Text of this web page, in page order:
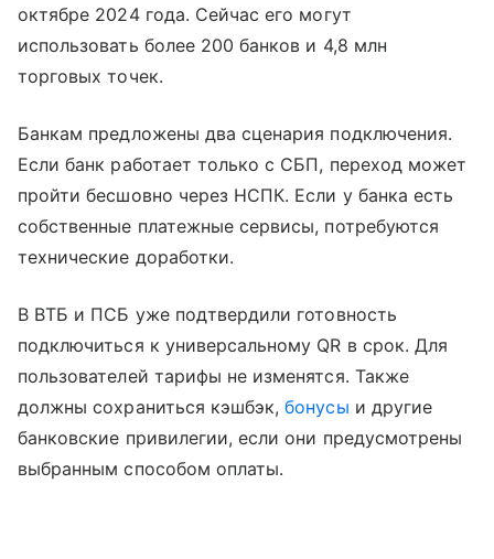
октябре 2024 года. Сейчас его могут
использовать более 200 банков и 4,8 млн
торговых точек.
Банкам предложены два сценария подключения.
Если банк работает только с СБП, переход может
пройти бесшовно через НСПК. Если у банка есть
собственные платежные сервисы, потребуются
технические доработки.
В ВТБ и ПСБ уже подтвердили готовность
подключиться к универсальному QR в срок. Для
пользователей тарифы не изменятся. Также
должны сохраниться кэшбэк,бонусы и другие
банковские привилегии, если они предусмотрены
выбранным способом оплаты.